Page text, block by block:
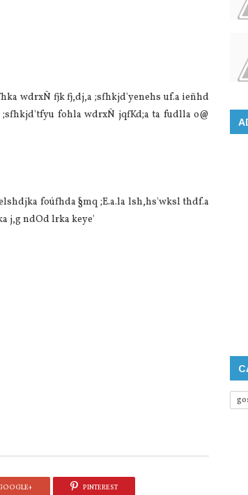
wdrxÑ fjk fj,dj,a ;sfhkjd'yenehs uf.a ieñhd
fohla wdrxÑ jqfKd;a ta fudlla o@
foúfhda §mq ;E.a.la lsh,hs'wksl thdf.a
j,g ndOd lrka keye'
PINTEREST